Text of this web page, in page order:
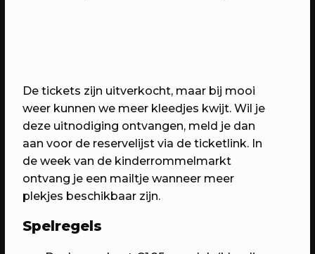
De tickets zijn uitverkocht, maar bij mooi
weer kunnen we meer kleedjes kwijt. Wil je
deze uitnodiging ontvangen, meld je dan
aan voor de reservelijst via de ticketlink. In
de week van de kinderrommelmarkt
ontvang je een mailtje wanneer meer
plekjes beschikbaar zijn.
Spelregels